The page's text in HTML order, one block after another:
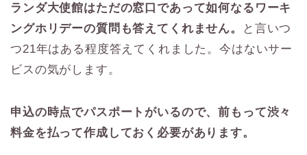
ランダ大使館はただの窓口であって如何なるワーキ
ングホリデーの質問も答えてくれません。
と言いつ
つ21年はある程度答えてくれました。今はないサー
ビスの気がします。
申込の時点でパスポートがいるので、前もって渋々
料金を払って作成しておく必要があります。